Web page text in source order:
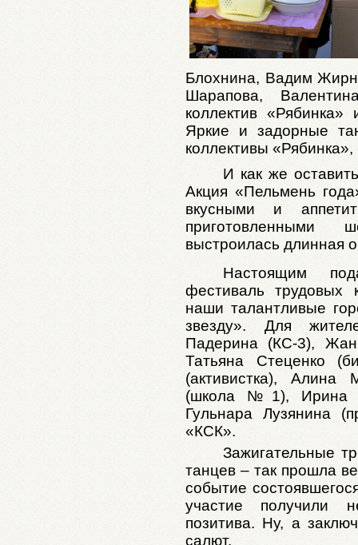
Блохнина, Вадим
Шарапова,
коллектив
Яркие и задорные
коллективы
И как же
Акция «Пельмень
вкусными и
приготовленными
выстроилась длинная
Настоящим
фестиваль трудовых
наши талантливые
звезду». Для
Падерина (КС-3),
Татьяна Стеценко
(активистка),
(школа №1), Ирина
Гульнара Лузянина
«КСК».
Зажигательные
танцев – так прошла
событие
участие получили
позитива. Ну, а
салют.